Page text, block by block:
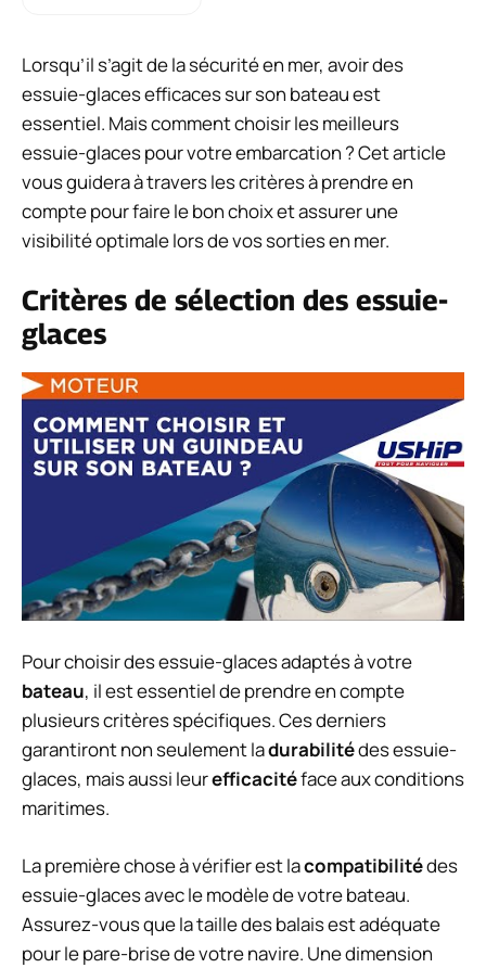
Lorsqu’il s’agit de la sécurité en mer, avoir des
essuie-glaces efficaces sur son bateau est
essentiel. Mais comment choisir les meilleurs
essuie-glaces pour votre embarcation ? Cet article
vous guidera à travers les critères à prendre en
compte pour faire le bon choix et assurer une
visibilité optimale lors de vos sorties en mer.
Critères de sélection des essuie-
glaces
Pour choisir des essuie-glaces adaptés à votre
bateau, il est essentiel de prendre en compte
plusieurs critères spécifiques. Ces derniers
garantiront non seulement ladurabilitédes essuie-
glaces, mais aussi leurefficacitéface aux conditions
maritimes.
La première chose à vérifier est lacompatibilitédes
essuie-glaces avec le modèle de votre bateau.
Assurez-vous que la taille des balais est adéquate
pour le pare-brise de votre navire. Une dimension